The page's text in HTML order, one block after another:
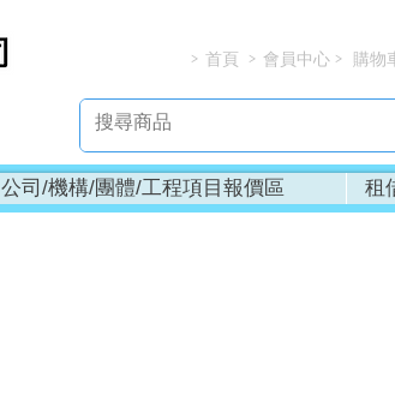
> > >
首頁 會員中心 購物
公司/機構/團體/工程項目報價區 租